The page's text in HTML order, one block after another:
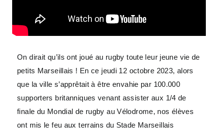
On dirait qu’ils ont joué au rugby toute leur jeune vie de
petits Marseillais ! En ce jeudi 12 octobre 2023, alors
que la ville s’apprêtait à être envahie par 100.000
supporters britanniques venant assister aux 1/4 de
finale du Mondial de rugby au Vélodrome, nos élèves
ont mis le feu aux terrains du Stade Marseillais